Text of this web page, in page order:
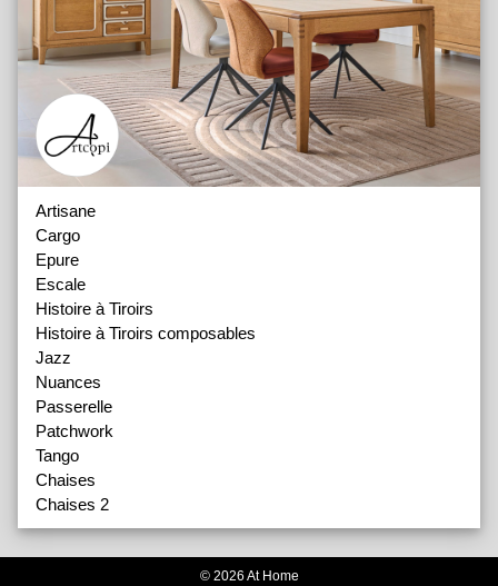
Artisane
Cargo
Epure
Escale
Histoire à Tiroirs
Histoire à Tiroirs composables
Jazz
Nuances
Passerelle
Patchwork
Tango
Chaises
Chaises 2
© 2026 At Home